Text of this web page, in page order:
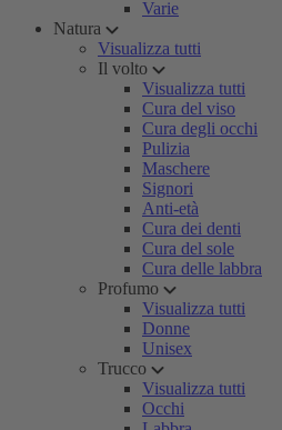
Varie
Natura
Visualizza tutti
Il volto
Visualizza tutti
Cura del viso
Cura degli occhi
Pulizia
Maschere
Signori
Anti-età
Cura dei denti
Cura del sole
Cura delle labbra
Profumo
Visualizza tutti
Donne
Unisex
Trucco
Visualizza tutti
Occhi